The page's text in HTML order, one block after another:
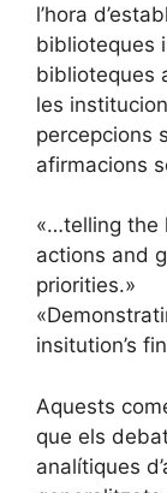
l’hora
biblioteques
biblioteques
les
percepcions
afirmacions
«…telling the
actions and
priorities.»
insitution’s
Aquests
que els
analítiques